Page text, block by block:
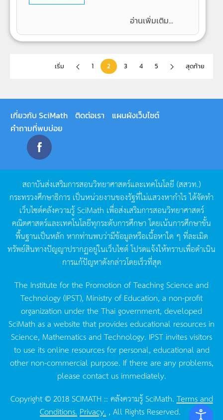
อ่านเพิ่มเติม...
เริ่ม 1 2 3 4 5 สุดท้าย
เกี่ยวกับ SciMath ติดต่อเรา
แผนผังเว็บไซต์
คำถามที่พบบ่อย
สถาบันส่งเสริมการสอนวิทยาศาสตร์และเทคโนโลยี (สสวท.)
กระทรวงศึกษาธิการ เป็นหน่วยงานของรัฐที่ไม่แสวงหากำไรได้จัดทำ
เว็บไซต์คลังความรู้SciMath เพื่อส่งเสริมการสอนวิทยาศาสตร์
คณิตศาสตร์และเทคโนโลยีทุกระดับการศึกษา โดยเน้นการศึกษาขั้น
พื้นฐานเป็นหลัก หากท่านพบว่ามีข้อมูลหรือเนื้อหาใด ๆ ที่ละเมิด
ทรัพย์สินทางปัญญาปรากฏอยู่ในเว็บไซต์โปรดแจ้งให้ทราบเพื่อดำเนิน
การแก้ปัญหาดังกล่าวโดยเร็วที่สุด
The Institute for the Promotion of Teaching Science and
Technology (IPST), Ministry of Education, a non-profit
organization under the Thai government, developed
SciMath as a website that provides educational resources in
Science, Mathematics and Technology. IPST invites visitors
to use its online resources for personal, educational and
other non-commercial purpose. If there are any problems,
please contact us immediately.
Copyright © 2018 SCIMATH :: คลังความรู้ SciMath.Terms and
Conditions. Privacy. , All Rights Reserved.